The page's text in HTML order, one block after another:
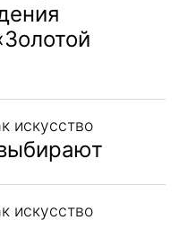
искусство
искусство